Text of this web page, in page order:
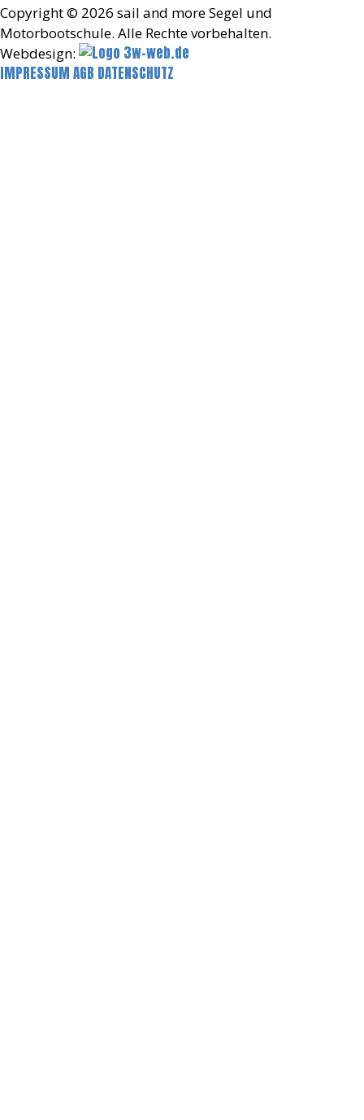
Copyright © 2026 sail and more Segel und
Motorbootschule. Alle Rechte vorbehalten.
Webdesign:
IMPRESSUMAGB DATENSCHUTZ